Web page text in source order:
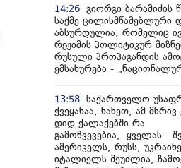
14:26 გიორგი ბარამიძის
საქმე ცილისმწამებლური
აბსურდულია, რომელიც
რეჟიმის პოლიტიკურ
რუსული პროპაგანდის
ემსახურება -
13:58 საქართველო
ქვეყანაა, ნახეთ, ამ
დიდ ქალაქებში რა
გამოწვევებია, ყველას -
ამერიკელს, რუსს,
იტალიელს შეუძლია,